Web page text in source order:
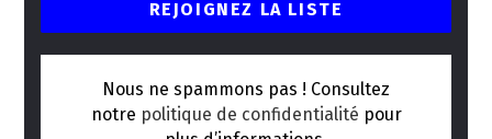
Nous ne spammons pas ! Consultez
notre politique de confidentialité pour